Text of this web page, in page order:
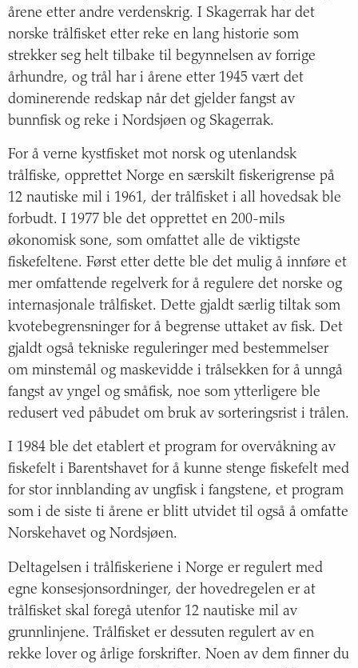
årene etter andre verdenskrig. I Skagerrak har det
norske trålfisket etter reke en lang historie som
strekker seg helt tilbake til begynnelsen av forrige
århundre, og trål har i årene etter 1945 vært det
dominerende redskap når det gjelder fangst av
bunnfisk og reke i Nordsjøen og Skagerrak.
For å verne kystfisket mot norsk og utenlandsk
trålfiske, opprettet Norge en særskilt fiskerigrense på
12 nautiske mil i 1961, der trålfisket i all hovedsak ble
forbudt. I 1977 ble det opprettet en 200-mils
økonomisk sone, som omfattet alle de viktigste
fiskefeltene. Først etter dette ble det mulig å innføre et
mer omfattende regelverk for å regulere det norske og
internasjonale trålfisket. Dette gjaldt særlig tiltak som
kvotebegrensninger for å begrense uttaket av fisk. Det
gjaldt også tekniske reguleringer med bestemmelser
om minstemål og maskevidde i trålsekken for å unngå
fangst av yngel og småfisk, noe som ytterligere ble
redusert ved påbudet om bruk av sorteringsrist i trålen.
I 1984 ble det etablert et program for overvåkning av
fiskefelt i Barentshavet for å kunne stenge fiskefelt med
for stor innblanding av ungfisk i fangstene, et program
som i de siste ti årene er blitt utvidet til også å omfatte
Norskehavet og Nordsjøen.
Deltagelsen i trålfiskeriene i Norge er regulert med
egne konsesjonsordninger, der hovedregelen er at
trålfisket skal foregå utenfor 12 nautiske mil av
grunnlinjene. Trålfisket er dessuten regulert av en
rekke lover og årlige forskrifter. Noen av dem finner du